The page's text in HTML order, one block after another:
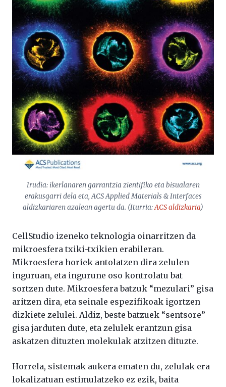
Irudia: ikerlanaren garrantzia zientifiko eta bisualaren
erakusgarri dela eta,ACS Applied Materials & Interfaces
aldizkariaren azalean agertu da. (Iturria:ACSaldizkaria)
CellStudio izeneko teknologia oinarritzen da
mikroesfera txiki-txikien erabileran.
Mikroesfera horiek antolatzen dira zelulen
inguruan, eta ingurune oso kontrolatu bat
sortzen dute. Mikroesfera batzuk “mezulari” gisa
aritzen dira, eta seinale espezifikoak igortzen
dizkiete zelulei. Aldiz, beste batzuek “sentsore”
gisa jarduten dute, eta zelulek erantzun gisa
askatzen dituzten molekulak atzitzen dituzte.
Horrela, sistemak aukera ematen du, zelulak era
lokalizatuan estimulatzeko ez ezik, baita